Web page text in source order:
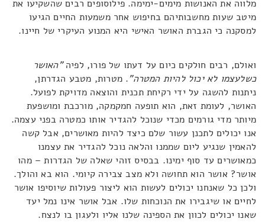
מלווה את האנושות מימים-ימימה. פילוסופים רבים שהשקיעו את
מיטב שעות מחשבותיהם בחיפוש אחר משמעות החיים הגיעו
למסקנה כי הגברת האושר האישי היא המנוע העיקרי של חיינו.
ואולם, רבים חולקים כיום על דעתו של פורו, לפיה"האושר
כשלעצמו לא יכול להיות המטרה". מטרות, מטבע הגדרתן,
ניתנות להשגה על ידי רקיחת תכנית והוצאה מדויקת לפועל.
האושר, לעומת זאת, הוא תופעה חמקמקה, מורכבת ומושפעת
מיותר מדי גורמים מכדי שנוכל להגדיר אותו כמטרה בפני עצמה.
אנו יכולים לתכנן עשור שלם כיצד להיות מאושרים, אבל קשה
להאמין שנגיע ליום שממנו והלאה נוכל להגדיר את עצמנו
כמאושרים עד סוף ימינו. בבסיס זוהי שאלה של הגדרות – מהו
אושר? אושר הוא תחושה ולא מצב צבירה קיומי. הוא בא והולך.
ולכן כל שאנחנו יכולים לעשות הוא ליצור פעולות שיוסיפו אושר
לחיים או שיגבירו את הנוכחות שלו. אבל אושר אינו נמל יעד
שאנו יכולים לכוון את הספינה שלנו אליו ולעגון בו לנצח.